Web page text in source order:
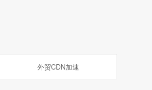
外贸CDN加速